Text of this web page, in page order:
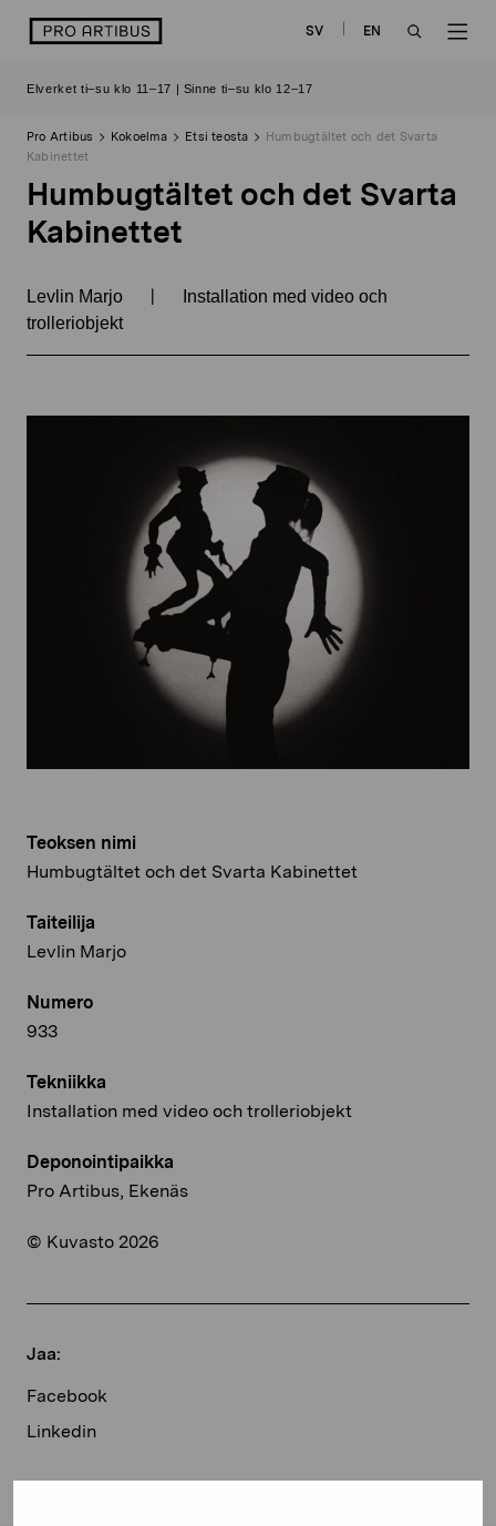
sisältöön
logo SV
EN
Elverket ti–su klo 11–17 | Sinne ti–su klo 12–17
Pro Artibus Kokoelma Etsi teosta
Humbugtältet och det Svarta
Kabinettet
Humbugtältet och det Svarta
Kabinettet
Levlin Marjo |
Installation med video och
trolleriobjekt
Teoksen nimi
Humbugtältet och det Svarta Kabinettet
Taiteilija
Levlin Marjo
Numero
933
Tekniikka
Installation med video och trolleriobjekt
Deponointipaikka
Pro Artibus, Ekenäs
© Kuvasto 2026
Jaa:
Facebook
Linkedin